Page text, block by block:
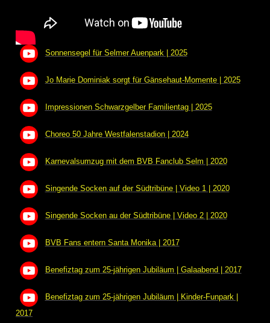
Sonnensegel für Selmer Auenpark | 2025
Jo Marie Dominiak sorgt für Gänsehaut-Momente | 2025
Impressionen Schwarzgelber Familientag | 2025
Choreo 50 Jahre Westfalenstadion | 2024
Karnevalsumzug mit dem BVB Fanclub Selm | 2020
Singende Socken auf der Südtribüne | Video 1 | 2020
Singende Socken au der Südtribüne | Video 2 | 2020
BVB Fans entern Santa Monika | 2017
Benefiztag zum 25-jährigen Jubiläum | Galaabend | 2017
Benefiztag zum 25-jährigen Jubiläum | Kinder-Funpark |
2017